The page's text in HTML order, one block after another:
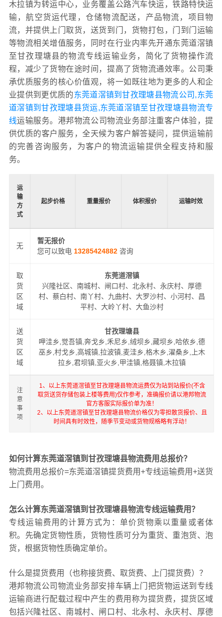
木拉镇为转运中心，业务覆盖公路汽车快运，铁路特快运
输，航空货运代理，仓储物流配送，产品物流，项目物
流，并提供上门取货，送货到门，货物打包，门到门运输
等物流相关增值服务，同时在行业内率先开通东莞道滘镇
至甘孜理塘县的物流专线运输业务，简化了货物操作流
程，减少了货物在途时间，提高了货物流通效率。公司秉
承优质服务的核心价值观，将一如既往地为更多的人和企
业提供到更优质的东莞道滘镇到甘孜理塘县物流公司,东莞
道滘镇到甘孜理塘县货运,东莞道滘镇至甘孜理塘县物流专
线运输服务。港邦物流公司物流业务部注重客户体验，提
供优质的客户服务，全天候为客户解答疑问，提供运输前
的完善咨询服务，为客户的物流运输提供全程支持和服
务。
运
输
方
式
起步价格 重量报价 体积报价 运输时效
无
暂无报价
您可以致电 13285424882 咨询
取
货
区
域
东莞道滘镇
兴隆社区、南城村、闸口村、北永村、永庆村、厚德
村、蔡白村、南丫村、九曲村、大罗沙村、小河村、昌
平村、大岭丫村、大鱼沙村
送
货
区
域
甘孜理塘县
呷洼乡,觉吾镇,奔戈乡,禾尼乡,绒坝乡,藏坝乡,哈依乡,德
巫乡,村戈乡,高城镇,拉波镇,麦洼乡,格木乡,濯桑乡,上木
拉乡,君坝镇,亚火乡,甲洼镇,格聂镇,木拉镇
注
意
事
项
1、以上东莞道滘镇至甘孜理塘县物流运费仅为站到站报价(不含
取货送货存储包装上楼等费用)仅作参考，准确报价请以港邦物流
官方客服实际报价单为准！
2、以上东莞道滘镇至甘孜理塘县物流价格仅为零担散货报价、且
时间具有时效性，随季节变动或货物规格略有浮动！
如何计算东莞道滘镇到甘孜理塘县物流费用总报价？
物流费用总报价=东莞道滘镇提货费用+专线运输费用+送货
上门费用。
怎么计算东莞道滘镇到甘孜理塘县物流专线运输费用？
专线运输费用的计算方式为：单价货物乘以重量或者体
积。先确定货物性质，货物性质可分为重货、重泡货、泡
货，根据货物性质确定单价。
什么是提货费用（也称接货费、取货费、上门提货费）？
港邦物流公司物流业务部安排车辆上门把货物运送到专线
运输商进行配载过程中产生的费用称为提货费，提货区域
包括兴隆社区、南城村、闸口村、北永村、永庆村、厚德